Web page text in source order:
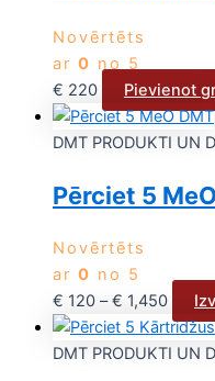
Novērtēts
ar 0 no 5
€ 220 Pievienot
DMT PRODUKTI UN
Pērciet 5
Novērtēts
ar 0 no 5
€ 120 – € 1,450
DMT PRODUKTI UN